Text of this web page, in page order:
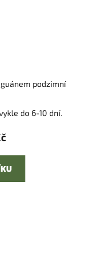
podzimní
do 6-10 dní.